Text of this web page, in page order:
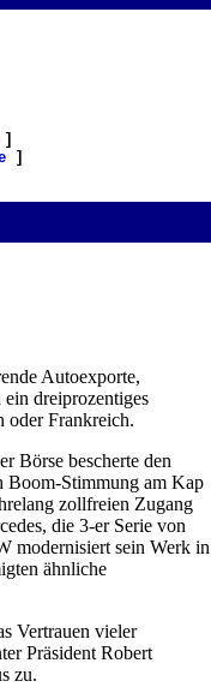
]
]
Autoexporte,
dreiprozentiges
oder Frankreich.
Börse bescherte den
Boom-Stimmung am Kap
zollfreien Zugang
die 3-er Serie von
modernisiert sein Werk in
ähnliche
Vertrauen vieler
Präsident Robert
zu.